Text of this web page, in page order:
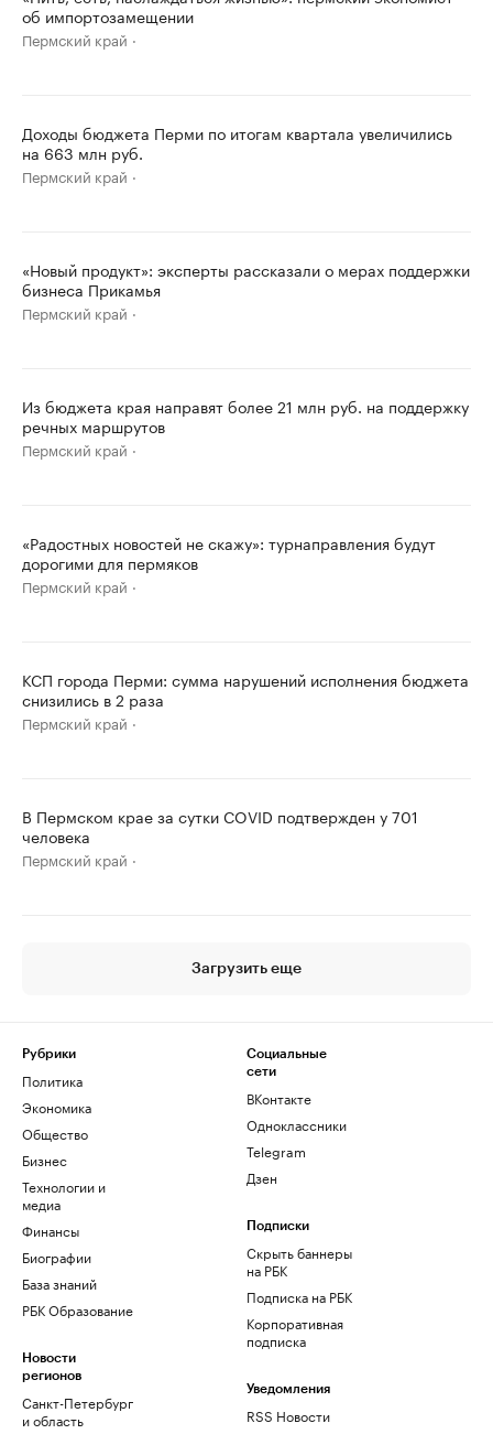
об импортозамещении
Пермский край
Доходы бюджета Перми по итогам квартала увеличились
на 663 млн руб.
Пермский край
«Новый продукт»: эксперты рассказали о мерах поддержки
бизнеса Прикамья
Пермский край
Из бюджета края направят более 21 млн руб. на поддержку
речных маршрутов
Пермский край
«Радостных новостей не скажу»: турнаправления будут
дорогими для пермяков
Пермский край
КСП города Перми: сумма нарушений исполнения бюджета
снизились в 2 раза
Пермский край
В Пермском крае за сутки COVID подтвержден у 701
человека
Пермский край
Загрузить еще
Рубрики
Политика
Экономика
Общество
Бизнес
Технологии и
медиа
Финансы
Биографии
База знаний
РБК Образование
Новости
регионов
Санкт-Петербург
и область
Социальные
сети
ВКонтакте
Одноклассники
Telegram
Дзен
Подписки
Скрыть баннеры
на РБК
Подписка на РБК
Корпоративная
подписка
Уведомления
RSS Новости